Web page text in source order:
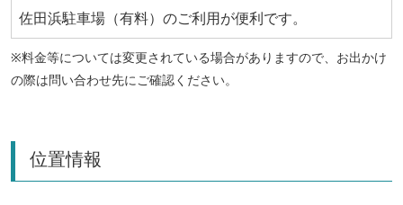
佐田浜駐車場（有料）のご利用が便利です。
※料金等については変更されている場合がありますので、お出かけ
の際は問い合わせ先にご確認ください。
位置情報